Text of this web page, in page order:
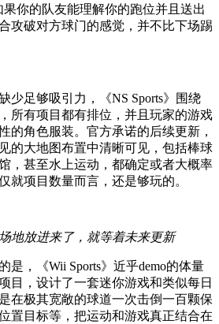
你的队友能理解你的跑位并且送出
攻破对方球门的感觉，并不比下场踢
少足够吸引力，《NS Sports》围绕
所有项目都有排位，并且玩家的游戏
的角色服装。官方承诺的后续更新，
的大地图布置中清晰可见，包括棒球
，甚至水上运动，都确定或者大概率
就项目数量而言，还是够玩的。
地放进来了，就等着未来更新
是，《Wii Sports》近乎demo的体量
目，设计了一套迷你游戏和类似每日
在极其宽敞的球道一次击倒一百颗保
置目标等，把运动和游戏真正结合在